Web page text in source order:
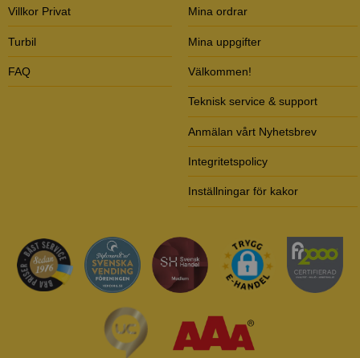
Villkor Privat
Turbil
FAQ
Mina ordrar
Mina uppgifter
Välkommen!
Teknisk service & support
Anmälan vårt Nyhetsbrev
Integritetspolicy
Inställningar för kakor